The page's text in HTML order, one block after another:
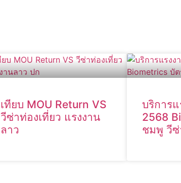
เทียบ MOU Return VS
วีซ่าท่องเที่ยว แรงงาน
ลาว
บริการ
2568
ชมพู วี